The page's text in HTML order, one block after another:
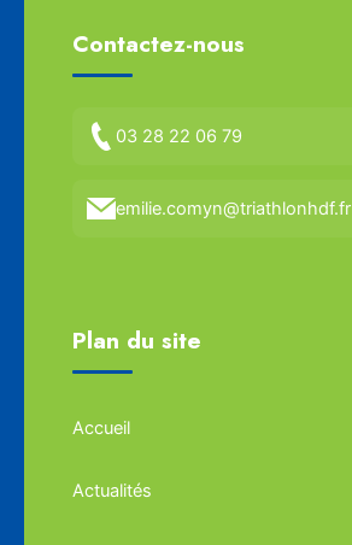
Contactez-nous
03 28 22 06 79
emilie.comyn@triathlonhdf.fr
Plan du site
Accueil
Actualités